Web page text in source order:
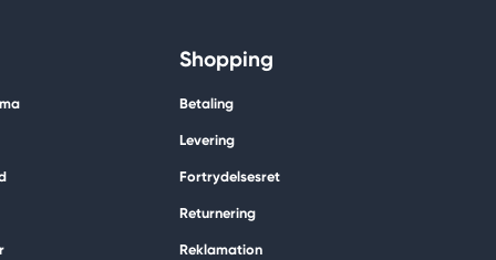
Shopping
Betaling
Levering
Fortrydelsesret
Returnering
Reklamation